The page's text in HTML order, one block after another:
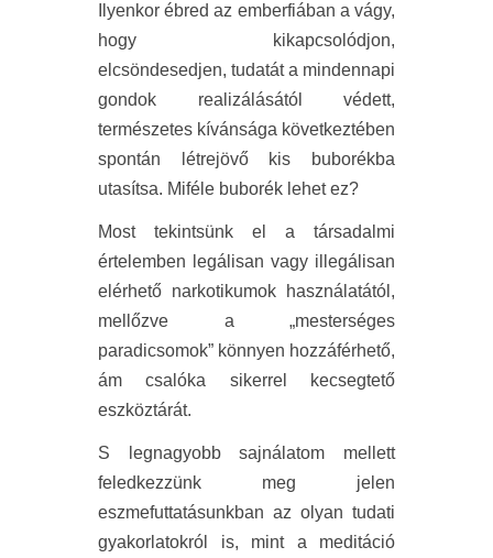
Ilyenkor ébred az emberfiában a vágy,
hogy kikapcsolódjon,
elcsöndesedjen, tudatát a mindennapi
gondok realizálásától védett,
természetes kívánsága következtében
spontán létrejövő kis buborékba
utasítsa. Miféle buborék lehet ez?
Most tekintsünk el a társadalmi
értelemben legálisan vagy illegálisan
elérhető narkotikumok használatától,
mellőzve a „mesterséges
paradicsomok” könnyen hozzáférhető,
ám csalóka sikerrel kecsegtető
eszköztárát.
S legnagyobb sajnálatom mellett
feledkezzünk meg jelen
eszmefuttatásunkban az olyan tudati
gyakorlatokról is, mint a meditáció